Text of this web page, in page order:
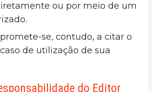
ou por meio de um
se, contudo, a citar o
de utilização de sua
do Editor